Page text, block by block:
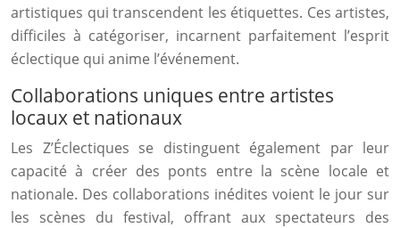
artistiques qui transcendent les étiquettes. Ces artistes,
difficiles à catégoriser, incarnent parfaitement l’esprit
éclectique qui anime l’événement.
Collaborations uniques entre artistes
locaux et nationaux
Les Z’Éclectiques se distinguent également par leur
capacité à créer des ponts entre la scène locale et
nationale. Des collaborations inédites voient le jour sur
les scènes du festival, offrant aux spectateurs des